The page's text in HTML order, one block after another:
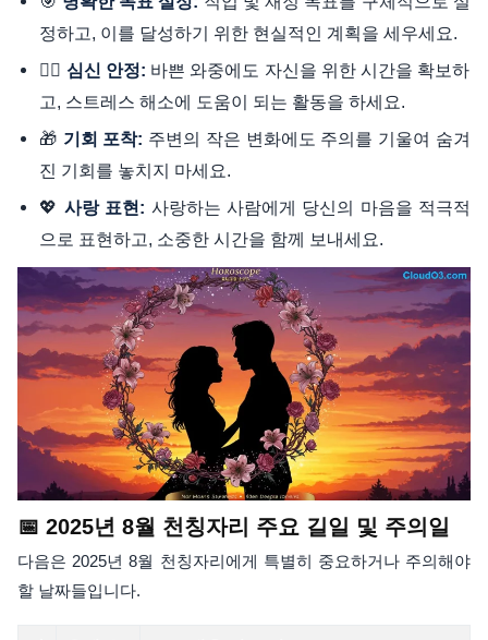
정하고, 이를 달성하기 위한 현실적인 계획을 세우세요.
🧘‍♀️ 심신 안정: 바쁜 와중에도 자신을 위한 시간을 확보하
고, 스트레스 해소에 도움이 되는 활동을 하세요.
🎁 기회 포착: 주변의 작은 변화에도 주의를 기울여 숨겨
진 기회를 놓치지 마세요.
💖 사랑 표현: 사랑하는 사람에게 당신의 마음을 적극적
으로 표현하고, 소중한 시간을 함께 보내세요.
📅 2025년 8월 천칭자리 주요 길일 및 주의일
다음은 2025년 8월 천칭자리에게 특별히 중요하거나 주의해야
할 날짜들입니다.